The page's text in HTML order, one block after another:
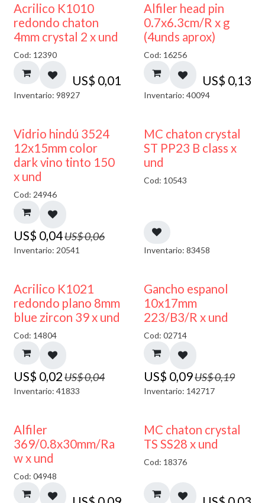
50% DESCUENTO
Acrilico K1010
redondo chaton
4mm crystal 2 x und
Cod: 12390
US$ 0,01
Inventario: 98927
Alfiler head pin
0.7x6.3cm/R x g
(4unds aprox)
Cod: 16256
US$ 0,13
Inventario: 40094
40% DESCUENTO
Vidrio hindú 3524
12x15mm color
dark vino tinto 150
x und
Cod: 24946
US$ 0,04US$0,06
Inventario: 20541
MC chaton crystal
ST PP23 B class x
und
Cod: 10543
Inventario: 83458
50% DESCUENTO
Acrilico K1021
redondo plano 8mm
blue zircon 39 x und
Cod: 14804
US$ 0,02US$0,04
Inventario: 41833
50% DESCUENTO
Gancho espanol
10x17mm
223/B3/R x und
Cod: 02714
US$ 0,09US$0,19
Inventario: 142717
Alfiler
369/0.8x30mm/Ra
w x und
Cod: 04948
MC chaton crystal
TS SS28 x und
Cod: 18376